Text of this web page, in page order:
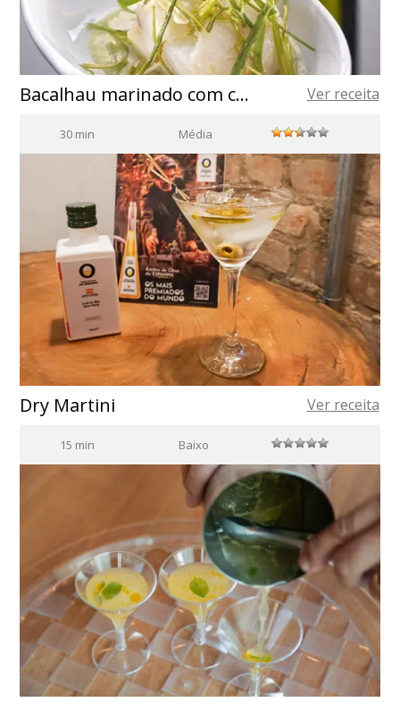
Bacalhau marinado com creme de porrusalda e alho-poró crocante Ver receita
30 min Média
Dry Martini Ver receita
15 min Baixo